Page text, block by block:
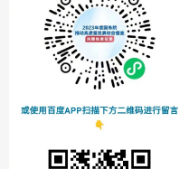
政府信息
公开指南